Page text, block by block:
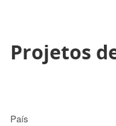
Projetos
País